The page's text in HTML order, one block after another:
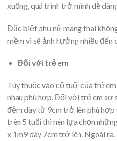
xuống, quá trình trở mình dễ
Đặc biệt phụ nữ mang thai
mềm vì sẽ ảnh hưởng nhiều đến
Đối với trẻ em
Tùy thuộc vào độ tuổi của trẻ
nhau phù hợp. Đối với trẻ em sơ
đệm dày từ 9cm trở lên phù hợp
trên 5 tuổi thì nên lựa chọn
x 1m9 dày 7cm trở lên. Ngoài